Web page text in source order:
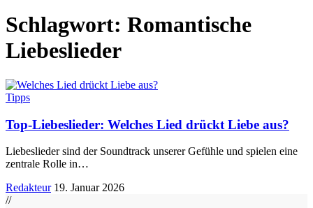
Schlagwort: Romantische
Liebeslieder
Tipps
Top-Liebeslieder: Welches Lied drückt Liebe aus?
Liebeslieder sind der Soundtrack unserer Gefühle und spielen eine
zentrale Rolle in…
Redakteur 19. Januar 2026
//